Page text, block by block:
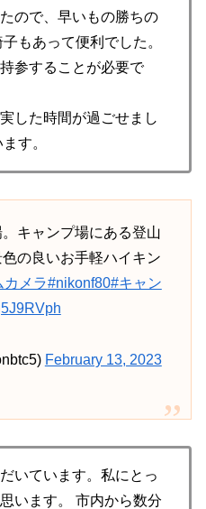
ので、早いもの勝ちの
もあって便利でした。
参することが必要で
した時間が過ごせまし
す。
キャンプ場にある登山
の良いお手軽ハイキン
カメラ#nikonf80#キャン
February 13, 2023
いています。私にとっ
います。 市内から数分